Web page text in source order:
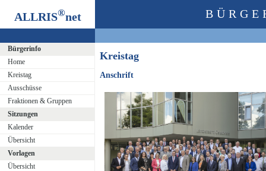
ALLRIS®net
Bürgerinfo
Home
Kreistag
Ausschüsse
Fraktionen & Gruppen
Sitzungen
Kalender
Übersicht
Vorlagen
Übersicht
Kreistag
Anschrift